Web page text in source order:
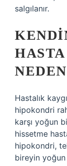
salgılanır.
Hastalık
hipokondri
karşı yoğun
hissetme
hipokondri,
bireyin yoğun